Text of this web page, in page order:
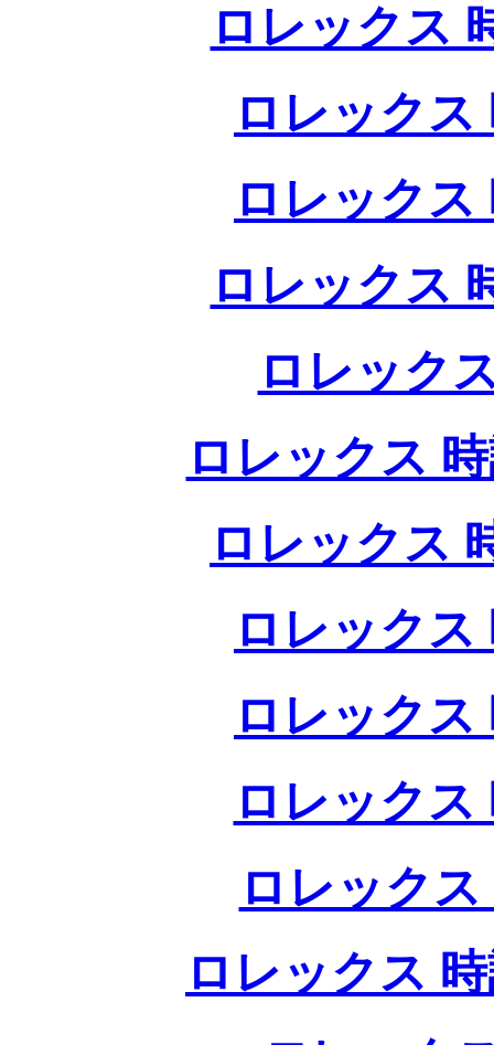
ロレックス
ロレックス
ロレックス
ロレックス
ロレック
ロレックス
ロレックス
ロレックス
ロレックス
ロレックス
ロレック
ロレックス